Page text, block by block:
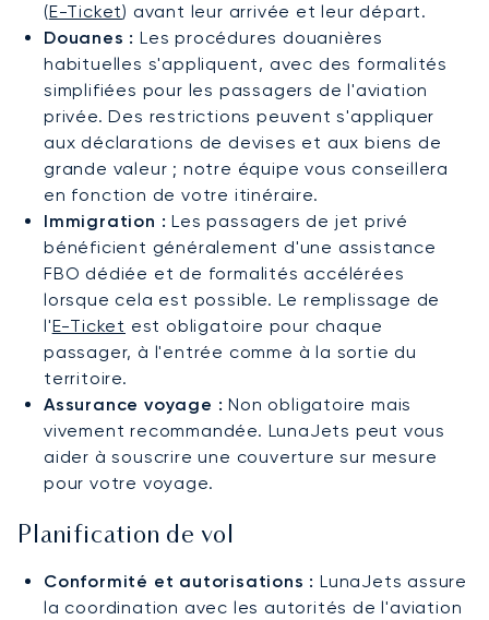
(E-Ticket) avant leur arrivée et leur départ.
Douanes : Les procédures douanières
habituelles s'appliquent, avec des formalités
simplifiées pour les passagers de l'aviation
privée. Des restrictions peuvent s'appliquer
aux déclarations de devises et aux biens de
grande valeur ; notre équipe vous conseillera
en fonction de votre itinéraire.
Immigration : Les passagers de jet privé
bénéficient généralement d'une assistance
FBO dédiée et de formalités accélérées
lorsque cela est possible. Le remplissage de
l'E-Ticket est obligatoire pour chaque
passager, à l'entrée comme à la sortie du
territoire.
Assurance voyage : Non obligatoire mais
vivement recommandée. LunaJets peut vous
aider à souscrire une couverture sur mesure
pour votre voyage.
Planification de vol
Conformité et autorisations : LunaJets assure
la coordination avec les autorités de l'aviation